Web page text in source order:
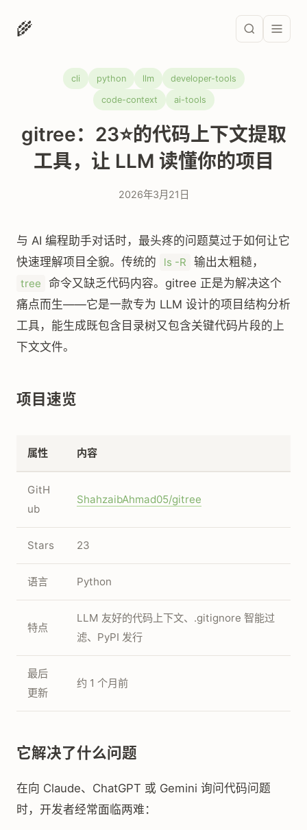
🌾
cli python llm developer-tools
code-context ai-tools
gitree：23⭐的代码上下文提取
工具，让 LLM 读懂你的项目
2026年3月21日
与 AI 编程助手对话时，最头疼的问题莫过于如何让它
快速理解项目全貌。传统的
ls -R 输出太粗糙，
tree
命令又缺乏代码内容。gitree 正是为解决这个
痛点而生——它是一款专为 LLM 设计的项目结构分析
工具，能生成既包含目录树又包含关键代码片段的上
下文文件。
项目速览
属性 内容
GitH
ub
ShahzaibAhmad05/gitree
Stars 23
语言 Python
特点
LLM 友好的代码上下文、.gitignore 智能过
滤、PyPI 发行
最后
更新
约 1 个月前
它解决了什么问题
在向 Claude、ChatGPT 或 Gemini 询问代码问题
时，开发者经常面临两难：